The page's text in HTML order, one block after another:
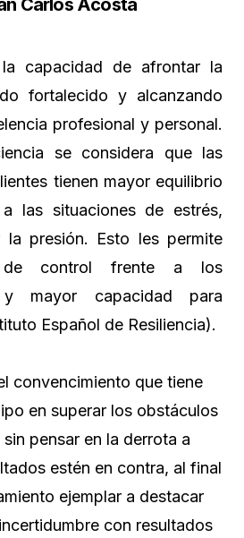
Carlos Acosta
capacidad de afrontar la
fortalecido y alcanzando
profesional y personal.
se considera que las
tienen mayor equilibrio
las situaciones de estrés,
la presión. Esto les permite
de control frente a los
y mayor capacidad para
Español de Resiliencia).
convencimiento que tiene
en superar los obstáculos
pensar en la derrota a
estén en contra, al final
ejemplar a destacar
con resultados